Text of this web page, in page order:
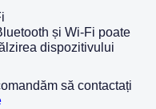
și Wi-Fi poate
dispozitivului
să contactați